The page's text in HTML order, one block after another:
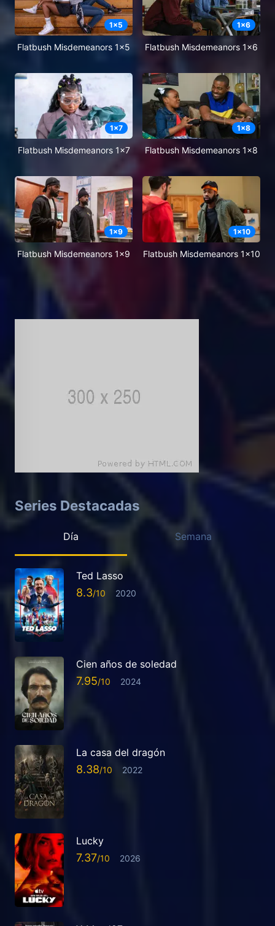
1x5
Flatbush Misdemeanors 1x5
1x6
Flatbush Misdemeanors 1x6
1x7
Flatbush Misdemeanors 1x7
1x8
Flatbush Misdemeanors 1x8
1x9
Flatbush Misdemeanors 1x9
1x10
Flatbush Misdemeanors 1x10
Series Destacadas
Día Semana
Ted Lasso
8.3 2020
Cien años de soledad
7.95 2024
La casa del dragón
8.38 2022
Lucky
7.37 2026